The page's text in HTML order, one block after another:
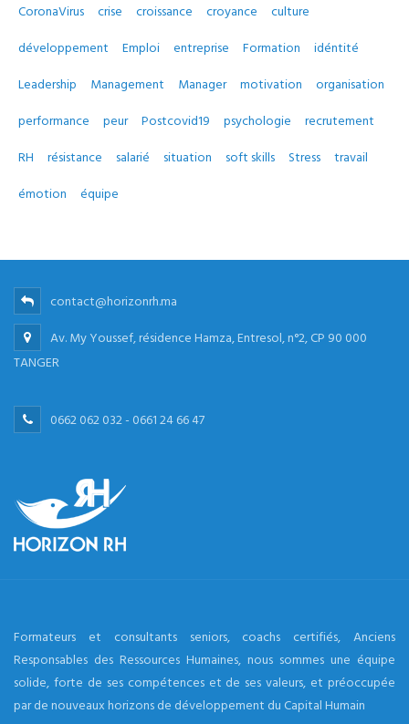
CoronaVirus
crise croissance croyance
culture
développement
Emploi entreprise Formation
idéntité
Leadership
Management Manager motivation
organisation
performance
peur Postcovid19 psychologie
recrutement
RH
résistance salarié situation soft skills Stress
travail
émotion
équipe
contact@horizonrh.ma
Av. My Youssef, résidence Hamza, Entresol, n°2, CP 90 000
TANGER
0662 062 032 - 0661 24 66 47
Formateurs et consultants seniors, coachs certifiés, Anciens
Responsables des Ressources Humaines, nous sommes une équipe
solide, forte de ses compétences et de ses valeurs, et préoccupée
par de nouveaux horizons de développement du Capital Humain